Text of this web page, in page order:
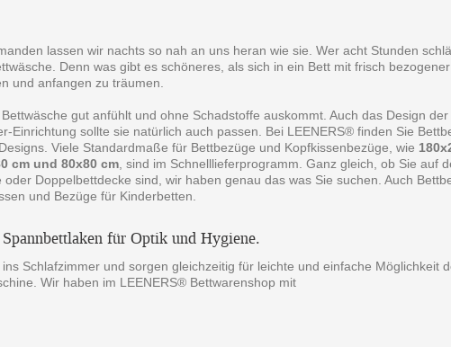
lassen wir nachts so nah an uns heran wie sie. Wer acht Stunden
Denn was gibt es schöneres, als sich in ein Bett mit frisch
und anfangen zu träumen.
gut anfühlt und ohne Schadstoffe auskommt. Auch das Design
Einrichtung sollte sie natürlich auch passen. Bei LEENERS® finden Sie
Viele Standardmaße für Bettbezüge und Kopfkissenbezüge, wie
cm und 80x80 cm, sind im Schnelllieferprogramm. Ganz gleich, ob Sie auf
Doppelbettdecke sind, wir haben genau das was Sie suchen. Auch
und Bezüge für Kinderbetten.
für Optik und Hygiene.
Schlafzimmer und sorgen gleichzeitig für leichte und einfache Möglichkeit
Wir haben im LEENERS® Bettwarenshop mit